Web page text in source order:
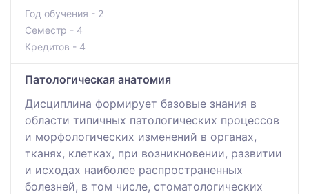
Год обучения - 2
Семестр - 4
Кредитов - 4
Патологическая анатомия
Дисциплина формирует базовые знания в
области типичных патологических процессов
и морфологических изменений в органах,
тканях, клетках, при возникновении, развитии
и исходах наиболее распространенных
болезней, в том числе, стоматологических